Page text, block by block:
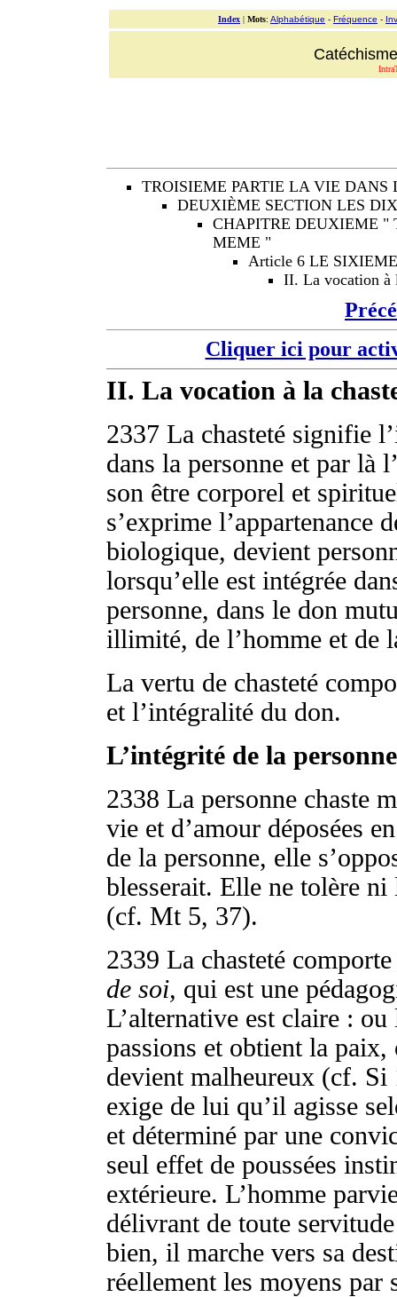
Index | Mots: Alphabétique - Fréquence -
TROISIEME PARTIE LA VIE DANS
DEUXIÈME SECTION LES
CHAPITRE DEUXIEME "
MEME "
Article 6 LE
II. La vocation à
Cliquer ici pour
II. La vocation à la
2337 La chasteté signifie
dans la personne et par là
son être corporel et
s’exprime l’appartenance
biologique, devient
lorsqu’elle est intégrée
personne, dans le don
illimité, de l’homme et de
La vertu de chasteté
et l’intégralité du don.
L’intégrité de la personne
2338 La personne chaste
vie et d’amour déposées
de la personne, elle
blesserait. Elle ne tolère
(cf. Mt 5, 37).
2339 La chasteté
de soi, qui est une
L’alternative est claire : ou
passions et obtient la
devient malheureux (cf.
exige de lui qu’il agisse
et déterminé par une
seul effet de poussées
extérieure. L’homme
délivrant de toute
bien, il marche vers sa
réellement les moyens